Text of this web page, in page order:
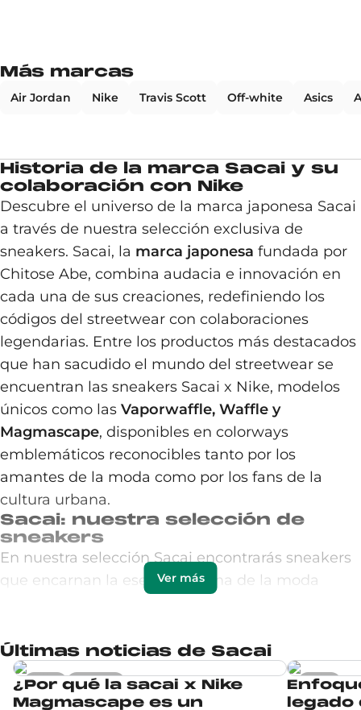
Más marcas
Air Jordan Nike Travis Scott Off-white Asics
Historia de la marca Sacai y su
colaboración con Nike
Descubre el universo de la marca japonesa Sacai
a través de nuestra selección exclusiva de
sneakers. Sacai, la marca japonesa fundada por
Chitose Abe, combina audacia e innovación en
cada una de sus creaciones, redefiniendo los
códigos del streetwear con colaboraciones
legendarias. Entre los productos más destacados
que han sacudido el mundo del streetwear se
encuentran las sneakers Sacai x Nike, modelos
únicos como las Vaporwaffle, Waffle y
Magmascape, disponibles en colorways
emblemáticos reconocibles tanto por los
amantes de la moda como por los fans de la
cultura urbana.
Sacai: nuestra selección de
sneakers
En nuestra selección Sacai encontrarás sneakers
que encarnan la esencia misma de la moda
actualmente agotados y disponibles en el
mercado de reventa. Encontrarás clásicos
revisitados como la LD Waffle en triple
Ver más
Últimas noticias de Sacai
Focus Sneakers
¿Por qué la sacai x Nike
Magmascape es un
Focus
legado